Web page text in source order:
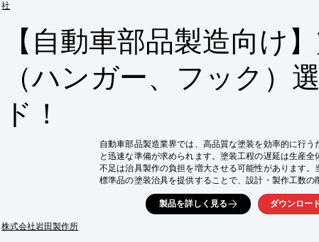
社
・二次元バーコードを利用した製品ラベル発行システム
・無線ハンディターミナルを利用した在庫管理システム
・上位システムデータを利用したGHSラベル発行システ
・出荷時データ照合ハンディターミナルピッキングシス
・二次元バーコードを利用したコンテナ管理システム
・RFタグを使用した製品管理システム
・在庫管理の精度向上
・トレーサビリティの強化による品質保証
【自動車部品製造向け
（ハンガー、フック）
ド！
株式会社岩田製作所
自動車部品製造業界では、高品質な塗装を効率的に行う
と迅速な準備が求められます。塗装工程の遅延は生産
不足は治具製作の負担を増大させる可能性があります。
標準品の塗装治具を提供することで、設計・製作工数の
げを支援します。
製品を詳しく見る ダウンロー